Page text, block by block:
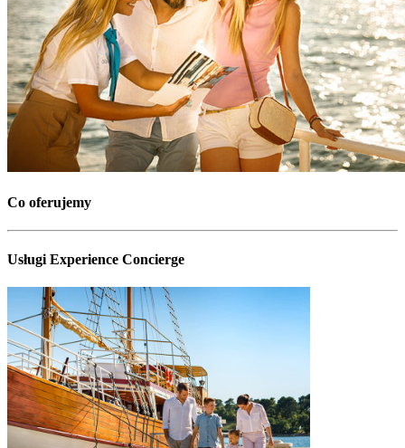
Co oferujemy
Usługi Experience Concierge